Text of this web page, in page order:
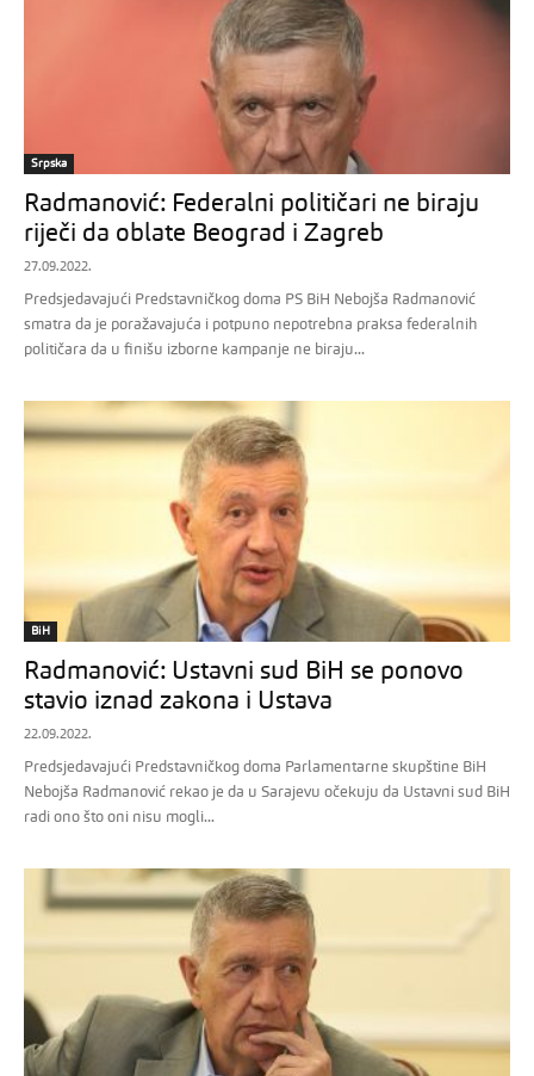
Srpska
Radmanović: Federalni političari ne biraju
riječi da oblate Beograd i Zagreb
27.09.2022.
Predsjedavajući Predstavničkog doma PS BiH Nebojša Radmanović
smatra da je poražavajuća i potpuno nepotrebna praksa federalnih
političara da u finišu izborne kampanje ne biraju...
BiH
Radmanović: Ustavni sud BiH se ponovo
stavio iznad zakona i Ustava
22.09.2022.
Predsjedavajući Predstavničkog doma Parlamentarne skupštine BiH
Nebojša Radmanović rekao je da u Sarajevu očekuju da Ustavni sud BiH
radi ono što oni nisu mogli...